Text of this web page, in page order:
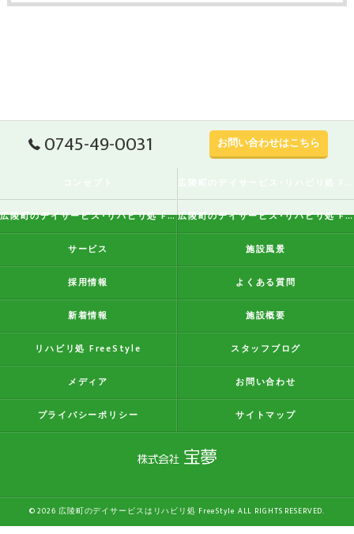
0745-49-0031 お問い合わせはこちら
広陵町のデイサービス･リハビリ処 FreeStyleの評判 広陵町のデイサービス･リハビリ処 FreeStyleのお客様の声
サービス 施設風景
採用情報 よくある質問
新着情報 施設概要
リハビリ処 FreeStyle スタッフブログ
メディア お問い合わせ
プライバシーポリシー サイトマップ
© 2026 広陵町のデイサービスはリハビリ処 FreeStyle ALL RIGHTS RESERVED.